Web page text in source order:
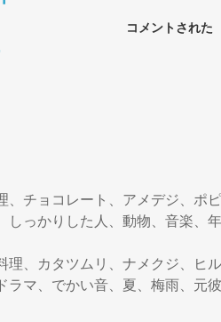
コメントされた
、チョコレート、アメデジ、ポ
しっかりした人、動物、音楽、
理、カタツムリ、ナメクジ、ヒ